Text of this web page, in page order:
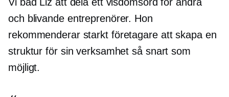
och blivande entreprenörer. Hon
rekommenderar starkt företagare att skapa en
struktur för sin verksamhet så snart som
möjligt.